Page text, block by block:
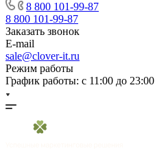
8 800 101-99-87
8 800 101-99-87
Заказать звонок
E-mail
sale@clover-it.ru
Режим работы
График работы: с 11:00 до 23:00